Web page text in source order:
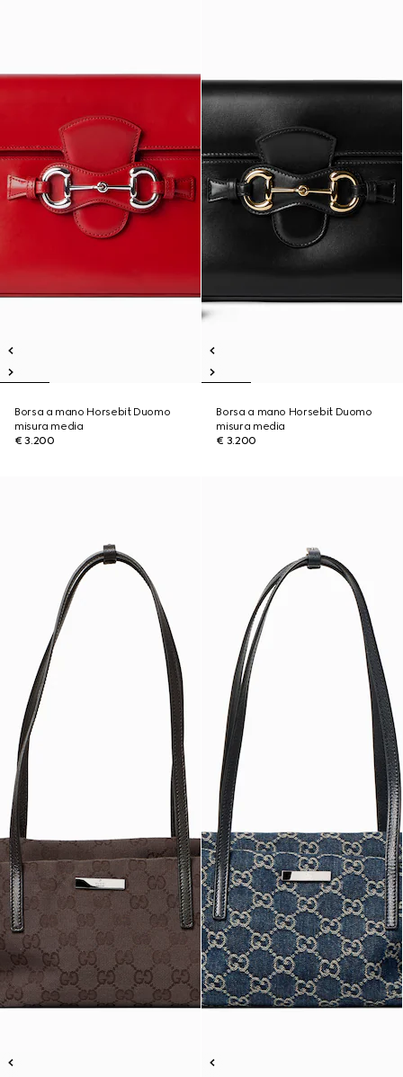
Borsa a mano Horsebit Duomo
misura media
€ 3.200
Borsa a mano Horsebit Duomo
misura media
€ 3.200